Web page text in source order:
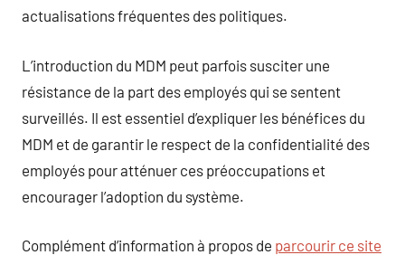
actualisations fréquentes des politiques.
L’introduction du MDM peut parfois susciter une
résistance de la part des employés qui se sentent
surveillés. Il est essentiel d’expliquer les bénéfices du
MDM et de garantir le respect de la confidentialité des
employés pour atténuer ces préoccupations et
encourager l’adoption du système.
Complément d’information à propos de parcourir ce site